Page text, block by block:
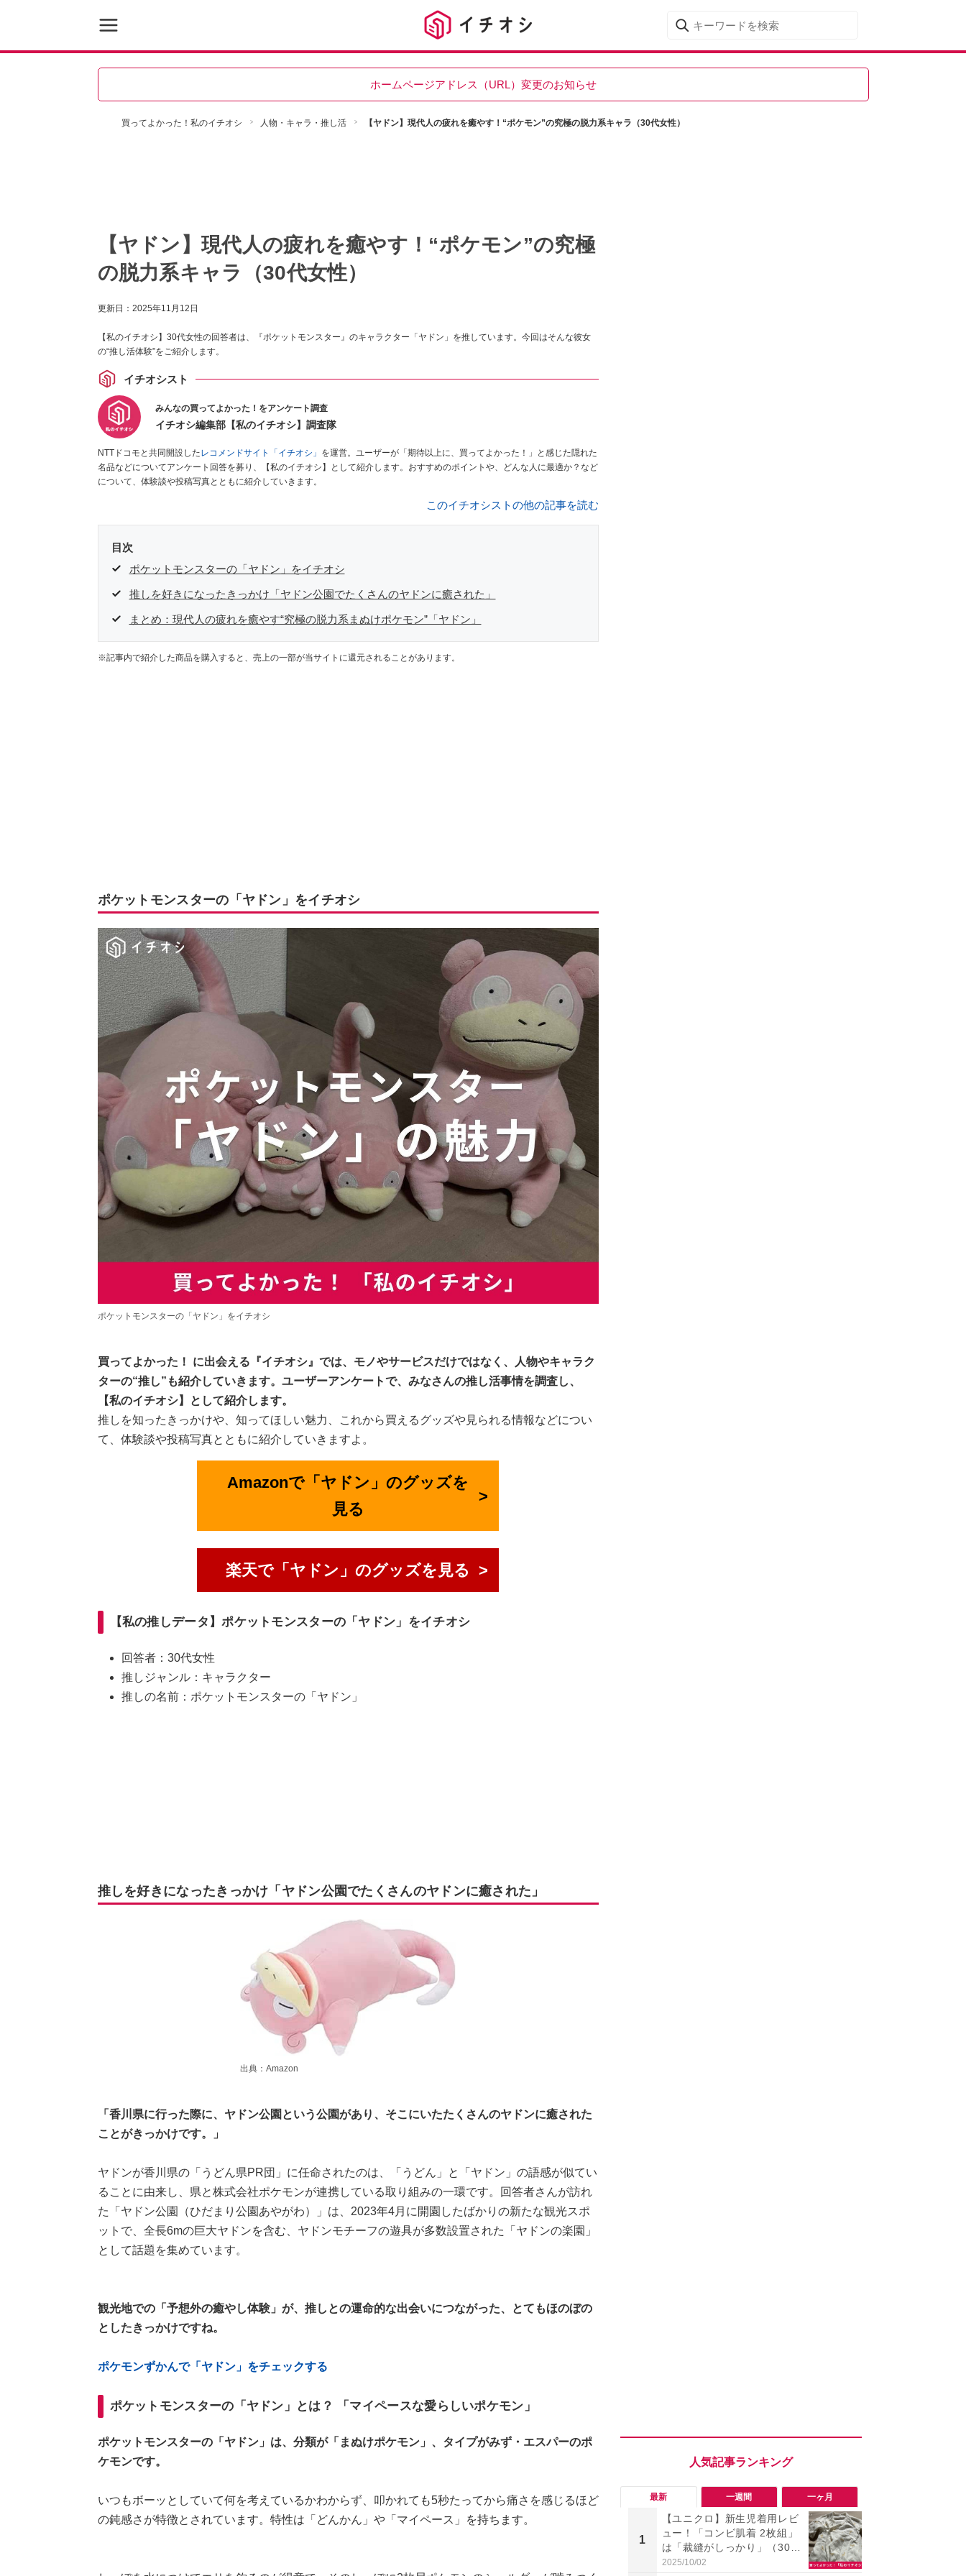
ホームページアドレス（URL）変更のお知らせ
買ってよかった！私のイチオシ 人物・キャラ・推し活 【ヤドン】現代人の疲れを癒やす！“ポケモン”の究極の脱力系キャラ（30代女性）
【ヤドン】現代人の疲れを癒やす！“ポケモン”の究極
の脱力系キャラ（30代女性）
更新日： 2025年11月12日
【私のイチオシ】30代女性の回答者は、『ポケットモンスター』のキャラクター「ヤドン」を推しています。今回はそんな彼女
の“推し活体験”をご紹介します。
イチオシスト
みんなの買ってよかった！をアンケート調査
イチオシ編集部【私のイチオシ】調査隊
NTTドコモと共同開設したレコメンドサイト「イチオシ」 を運営。ユーザーが「期待以上に、買ってよかった！」と感じた隠れた
名品などについてアンケート回答を募り、【私のイチオシ】として紹介します。おすすめのポイントや、どんな人に最適か？など
について、体験談や投稿写真とともに紹介していきます。
このイチオシストの他の記事を読む
目次
ポケットモンスターの「ヤドン」をイチオシ
推しを好きになったきっかけ「ヤドン公園でたくさんのヤドンに癒された」
まとめ：現代人の疲れを癒やす“究極の脱力系まぬけポケモン”「ヤドン」
※記事内で紹介した商品を購入すると、売上の一部が当サイトに還元されることがあります。
ポケットモンスターの「ヤドン」をイチオシ
ポケットモンスターの「ヤドン」をイチオシ
買ってよかった！ に出会える『イチオシ』では、モノやサービスだけではなく、人物やキャラク
ターの“推し”も紹介していきます。ユーザーアンケートで、みなさんの推し活事情を調査し、
【私のイチオシ】として紹介します。
推しを知ったきっかけや、知ってほしい魅力、これから買えるグッズや見られる情報などについ
て、体験談や投稿写真とともに紹介していきますよ。
Amazonで「ヤドン」のグッズを
見る
楽天で「ヤドン」のグッズを見る
【私の推しデータ】ポケットモンスターの「ヤドン」をイチオシ
回答者：30代女性
推しジャンル：キャラクター
推しの名前：ポケットモンスターの「ヤドン」
推しを好きになったきっかけ「ヤドン公園でたくさんのヤドンに癒された」
出典：Amazon
「香川県に行った際に、ヤドン公園という公園があり、そこにいたたくさんのヤドンに癒された
ことがきっかけです。」
ヤドンが香川県の「うどん県PR団」に任命されたのは、「うどん」と「ヤドン」の語感が似てい
ることに由来し、県と株式会社ポケモンが連携している取り組みの一環です。回答者さんが訪れ
た「ヤドン公園（ひだまり公園あやがわ）」は、2023年4月に開園したばかりの新たな観光スポ
ットで、全長6mの巨大ヤドンを含む、ヤドンモチーフの遊具が多数設置された「ヤドンの楽園」
として話題を集めています。
観光地での「予想外の癒やし体験」が、推しとの運命的な出会いにつながった、とてもほのぼの
としたきっかけですね。
ポケモンずかんで「ヤドン」をチェックする
ポケットモンスターの「ヤドン」とは？ 「マイペースな愛らしいポケモン」
ポケットモンスターの「ヤドン」は、分類が「まぬけポケモン」、タイプがみず・エスパーのポ
ケモンです。
いつもボーッとしていて何を考えているかわからず、叩かれても5秒たってから痛さを感じるほど
の鈍感さが特徴とされています。特性は「どんかん」や「マイペース」を持ちます。
最新 一週間 一ヶ月
1
【ユニクロ】新生児着用レビ
ュー！「コンビ肌着 2枚組」
は「裁縫がしっかり」（30代
女性）
2025/10/02